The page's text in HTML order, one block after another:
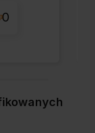
bez
0